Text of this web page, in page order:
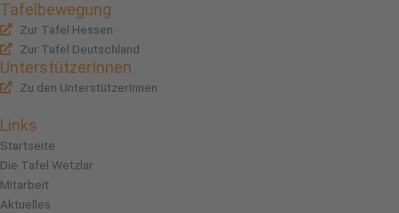
Tafelbewegung
Zur Tafel Hessen
Zur Tafel Deutschland
UnterstützerInnen
Zu den UnterstützerInnen
Links
Startseite
Die Tafel Wetzlar
Mitarbeit
Aktuelles